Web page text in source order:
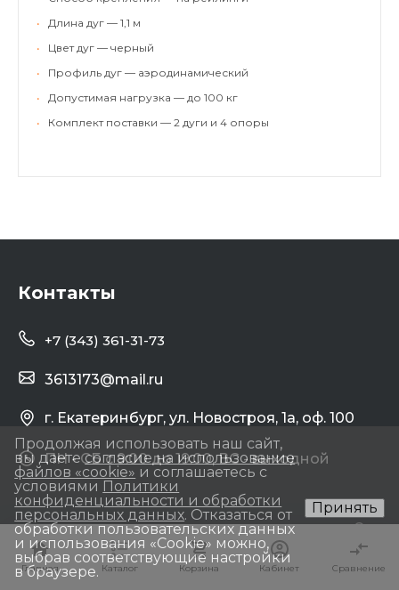
Главная Каталог Корзина Кабинет Сравнение
Главная Каталог Корзина Кабинет Сравнение
•
Длина дуг — 1,1 м
•
Цвет дуг — черный
•
Профиль дуг — аэродинамический
•
Допустимая нагрузка — до 100 кг
•
Комплект поставки — 2 дуги и 4 опоры
Контакты
+7 (343) 361-31-73
г. Екатеринбург, ул. Новостроя, 1а, оф. 100
3613173@mail.ru
ПН - СБ с 9:00 до 19:00, ВС - выходной
Продолжая использовать наш сайт,
вы даетесогласие на использование
файлов «cookie» и соглашаетесь с
условиями Политики
конфиденциальности и обработки
персональных данных. Отказаться от
обработки пользовательских данных
и использования «Сookie» можно,
выбрав соответствующие настройки
в браузере.
Принять